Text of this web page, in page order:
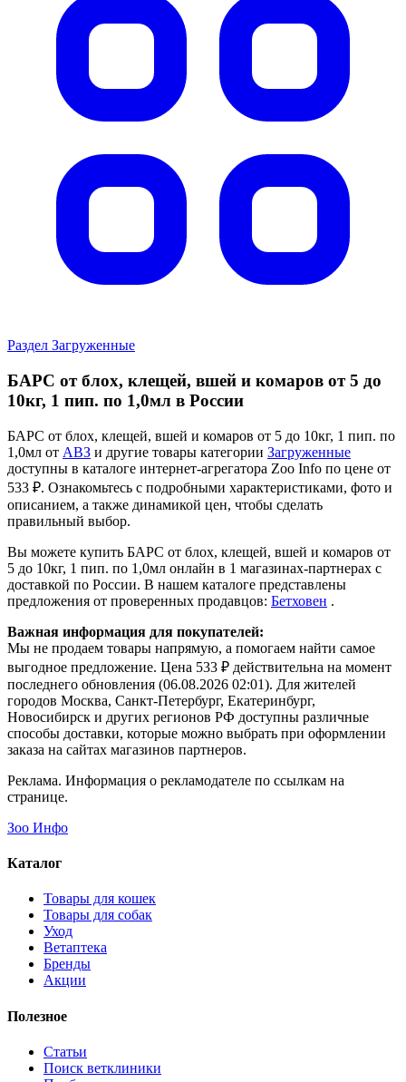
Раздел Загруженные
БАРС от блох, клещей, вшей и комаров от 5 до
10кг, 1 пип. по 1,0мл в России
БАРС от блох, клещей, вшей и комаров от 5 до 10кг, 1 пип. по
1,0мл от АВЗ и другие товары категории Загруженные
доступны в каталоге интернет-агрегатора Zoo Info по цене от
533 ₽. Ознакомьтесь с подробными характеристиками, фото и
описанием, а также динамикой цен, чтобы сделать
правильный выбор.
Вы можете купить БАРС от блох, клещей, вшей и комаров от
5 до 10кг, 1 пип. по 1,0мл онлайн в 1 магазинах-партнерах с
доставкой по России. В нашем каталоге представлены
предложения от проверенных продавцов: Бетховен .
Важная информация для покупателей:
Мы не продаем товары напрямую, а помогаем найти самое
выгодное предложение. Цена 533 ₽ действительна на момент
последнего обновления (06.08.2026 02:01). Для жителей
городов Москва, Санкт-Петербург, Екатеринбург,
Новосибирск и других регионов РФ доступны различные
способы доставки, которые можно выбрать при оформлении
заказа на сайтах магазинов партнеров.
Реклама. Информация о рекламодателе по ссылкам на
странице.
Зоо Инфо
Каталог
Товары для кошек
Товары для собак
Уход
Ветаптека
Бренды
Акции
Полезное
Статьи
Поиск ветклиники